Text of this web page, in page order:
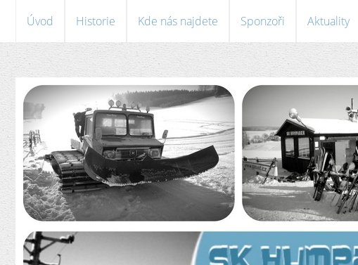
Úvod Historie Kde nás najdete Sponzoři Aktuality